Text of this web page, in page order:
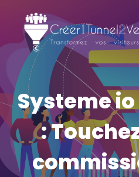
contenu
Systeme
: